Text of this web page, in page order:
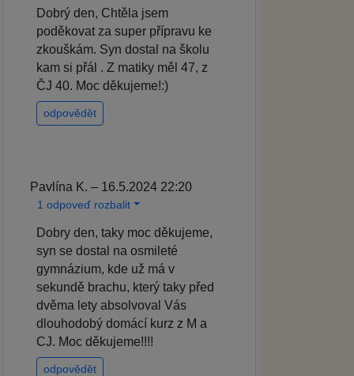
Dobrý den, Chtěla jsem
poděkovat za super přípravu ke
zkouškám. Syn dostal na školu
kam si přál . Z matiky měl 47, z
ČJ 40. Moc děkujeme!:)
odpovědět
Pavlína K. – 16.5.2024 22:20
1 odpoveď rozbalit
Dobry den, taky moc děkujeme,
syn se dostal na osmileté
gymnázium, kde už má v
sekundě brachu, který taky před
dvěma lety absolvoval Vás
dlouhodobý domácí kurz z M a
CJ. Moc děkujeme!!!!
odpovědět